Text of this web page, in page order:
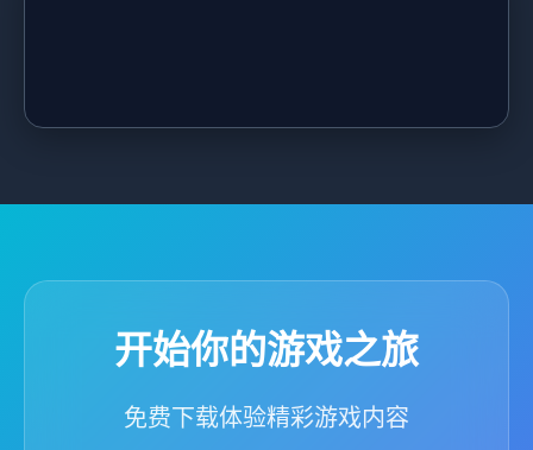
开始你的游戏之旅
免费下载体验精彩游戏内容